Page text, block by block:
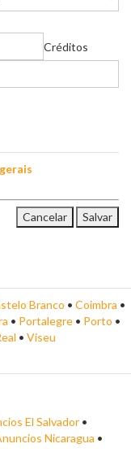
Créditos
Branco • Coimbra •
• Portalegre • Porto •
• Viseu
El Salvador •
Nicaragua •